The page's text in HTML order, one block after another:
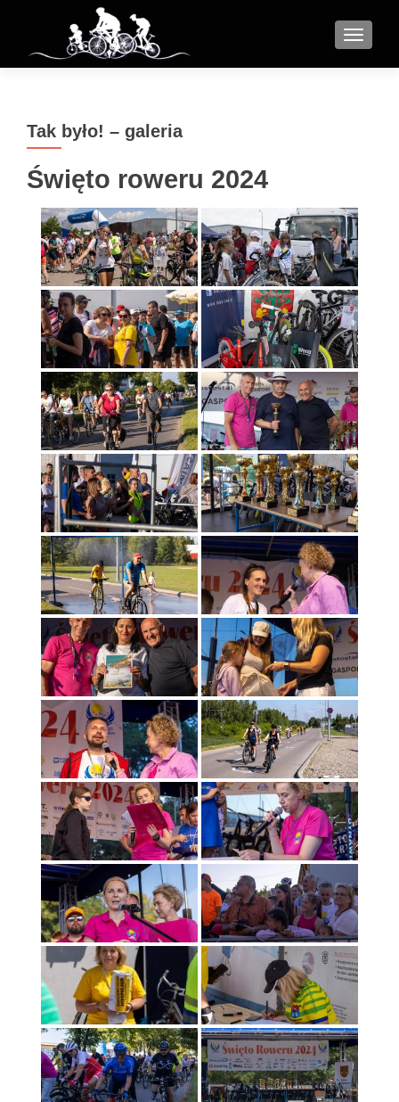
MENU
Tak było! – galeria
Święto roweru 2024